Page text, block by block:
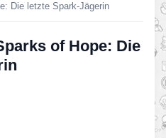
Die letzte Spark-Jägerin
of Hope: Die